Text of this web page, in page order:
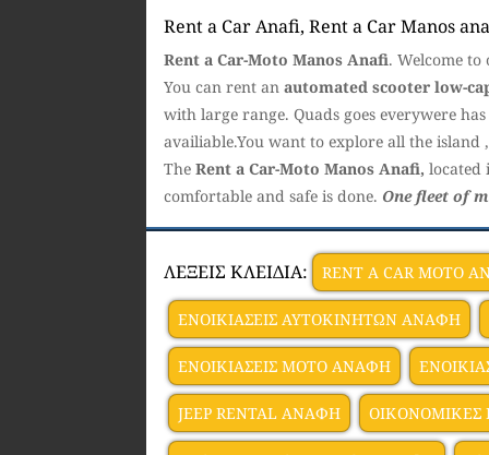
Rent a Car Anafi, Rent a Car Manos
Rent a Car-Moto Manos Anafi. Welcome
You can rent anautomated scooter low-
with large range. Quads goes everywere
availiable.You want to explore all the island
The Rent a Car-Moto Manos Anafi, located
comfortable and safe is done. One fleet of
ΛΕΞΕΙΣ ΚΛΕΙΔΙΑ: RENT A CAR MOTO
ΕΝΟΙΚΙΑΣΕΙΣ ΑΥΤΟΚΙΝΗΤΩΝ ΑΝΑΦΗ
ΕΝΟΙΚΙΑΣΕΙΣ ΜΟΤΟ ΑΝΑΦΗ
JEEP RENTAL ΑΝΑΦΗ ΟΙΚΟΝΟΜΙΚΕΣ